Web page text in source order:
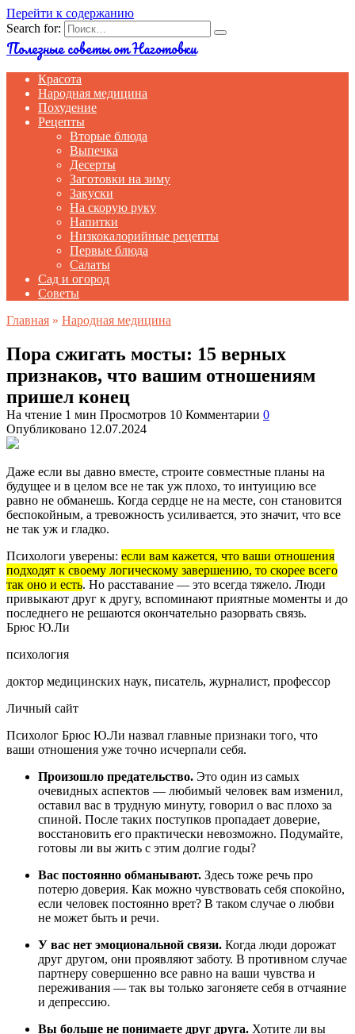
Перейти к содержанию
Search for:
Полезные советы от Наготовки
Красота
Народная медицина
Похудение
Рецепты
Вторые блюда
Выпечка
Десерты
Заготовки на зиму
Закуски
На скорую руку
Напитки
Низкокалорийные рецепты
Первые блюда
Салаты
Сад и огород
Советы
Главная » Народная медицина
Пора сжигать мосты: 15 верных
признаков, что вашим отношениям
пришел конец
На чтение 1 мин Просмотров 10 Комментарии 0
Опубликовано 12.07.2024
Даже если вы давно вместе, строите совместные планы на
будущее и в целом все не так уж плохо, то интуицию все
равно не обманешь. Когда сердце не на месте, сон становится
беспокойным, а тревожность усиливается, это значит, что все
не так уж и гладко.
Психологи уверены: если вам кажется, что ваши отношения
подходят к своему логическому завершению, то скорее всего
так оно и есть. Но расставание — это всегда тяжело. Люди
привыкают друг к другу, вспоминают приятные моменты и до
последнего не решаются окончательно разорвать связь.
Брюс Ю.Ли
психология
доктор медицинских наук, писатель, журналист, профессор
Личный сайт
Психолог Брюс Ю.Ли назвал главные признаки того, что
ваши отношения уже точно исчерпали себя.
Произошло предательство. Это один из самых
очевидных аспектов — любимый человек вам изменил,
оставил вас в трудную минуту, говорил о вас плохо за
спиной. После таких поступков пропадает доверие,
восстановить его практически невозможно. Подумайте,
готовы ли вы жить с этим долгие годы?
Вас постоянно обманывают. Здесь тоже речь про
потерю доверия. Как можно чувствовать себя спокойно,
если человек постоянно врет? В таком случае о любви
не может быть и речи.
У вас нет эмоциональной связи. Когда люди дорожат
друг другом, они проявляют заботу. В противном случае
партнеру совершенно все равно на ваши чувства и
переживания — так вы только загоняете себя в отчаяние
и депрессию.
Вы больше не понимаете друг друга. Хотите ли вы